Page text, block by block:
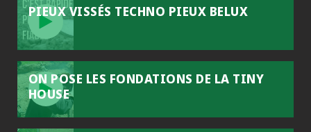
PIEUX VISSÉS TECHNO PIEUX BELUX
ON POSE LES FONDATIONS DE LA TINY
HOUSE